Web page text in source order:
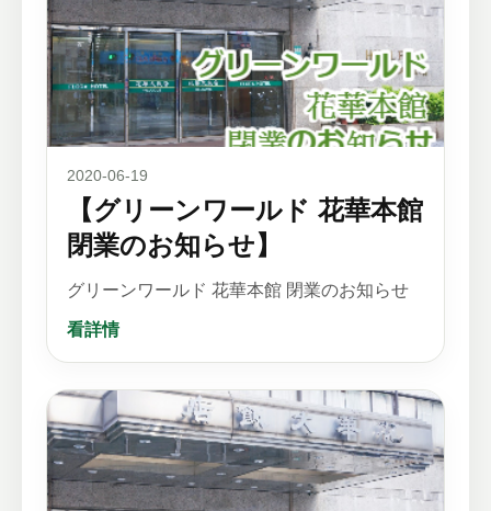
2020-06-19
【グリーンワールド 花華本館
閉業のお知らせ】
グリーンワールド 花華本館 閉業のお知らせ
看詳情